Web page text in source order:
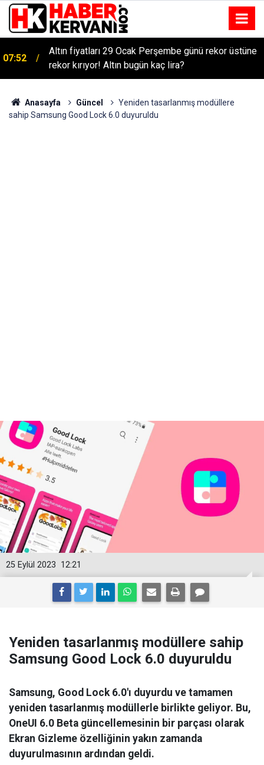
07:52
Altın fiyatları 29 Ocak Perşembe günü rekor üstüne
rekor kırıyor! Altın bugün kaç lira?
Anasayfa Güncel
Yeniden tasarlanmış modüllere
sahip Samsung Good Lock 6.0 duyuruldu
12:21
25 Eylül 2023
Yeniden tasarlanmış modüllere sahip
Samsung Good Lock 6.0 duyuruldu
Samsung, Good Lock 6.0'ı duyurdu ve tamamen
yeniden tasarlanmış modüllerle birlikte geliyor. Bu,
OneUI 6.0 Beta güncellemesinin bir parçası olarak
Ekran Gizleme özelliğinin yakın zamanda
duyurulmasının ardından geldi.